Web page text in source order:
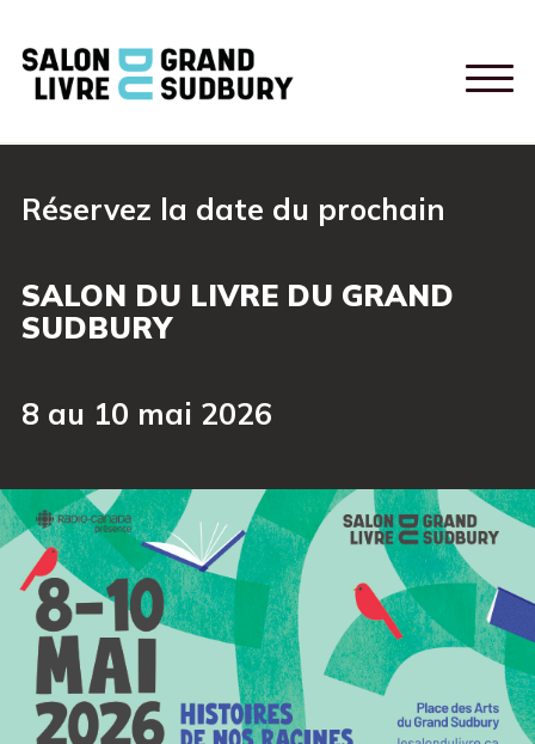
Réservez la date du prochain
SALON DU LIVRE DU GRAND
SUDBURY
8 au 10 mai 2026